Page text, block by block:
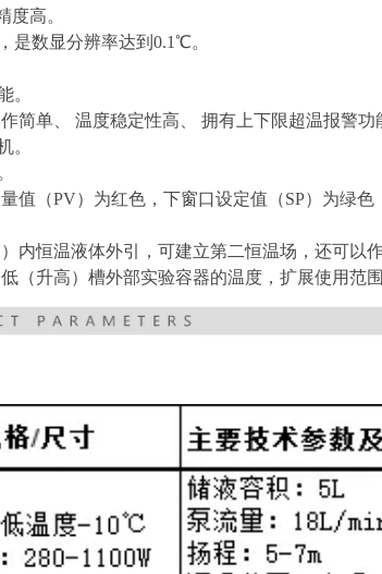
度高。
是数显分辨率达到0.1℃。
。
简单 温度稳定性高 拥有上下限超温报警功
。
值（PV）为红色，下窗口设定值（SP）为绿色
内恒温液体外引，可建立第二恒温场，还可以
（升高）槽外部实验容器的温度，扩展使用范围